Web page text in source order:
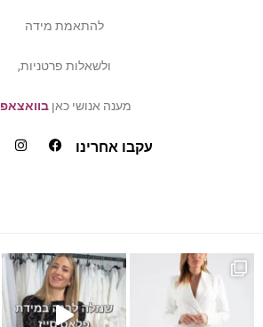
להתאמת מידה
ולשאלות פרטניות,
מענה אנושי כאןבוואצאפ
עקבו אחרינו
של פלאס סייז / מיד סכמה ביקשתן שהשמלה הזאת תחזו